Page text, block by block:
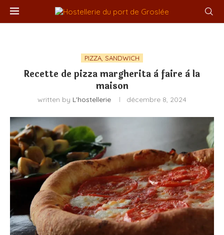
PIZZA, SANDWICH
Recette de pizza margherita à faire à la
maison
written by L'hostellerie décembre 8, 2024